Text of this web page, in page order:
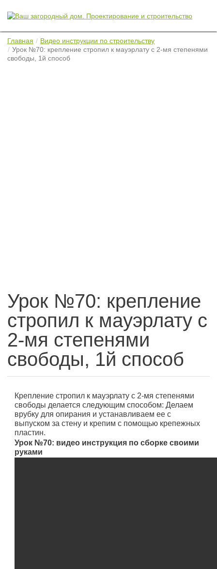
Главная
Видео инструкции по строительству
Урок №70: крепление стропил к мауэрлату с 2-мя степенями
свободы, 1й способ
Урок №70: крепление
стропил к мауэрлату с
2-мя степенями
свободы, 1й способ
Крепление стропил к мауэрлату с 2-мя степенями
свободы делается следующим способом: Делаем
врубку для опирания и устанавливаем ее с
выпуском за стену и крепим с помощью крепежных
пластин.
Урок №70: видео инструкция по сборке своими
руками